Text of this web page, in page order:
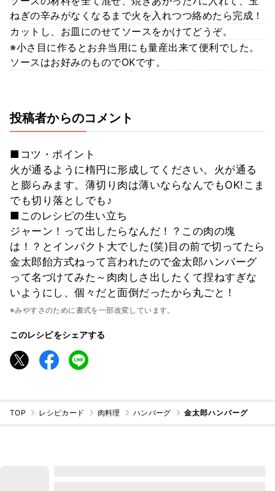
ねぎの辛みがなくなるまで火を入れつつ絡めたら完成！
カットし、お皿にのせてソースをかけてどうぞ。
※小さ目に作るとお弁当用にも量産出来て便利でした。
ソースはお好みのものでOKです。
投稿者からのコメント
■コツ・ポイント
火が通るように楕円に形成してください。火が通る
と膨らみます。薄切り肉は薄いならなんでもOK!こま
でも切り落としでも♪
■このレシピの生い立ち
ジャーン！って出したらなんだ！？この肉の塊
は！？とインパクト大でした(笑)目の前で切ってたら
金太郎飴方式ねって言われたので金太郎ハンバーグ
って名づけてみた～肉肉しさ出したくて捏ねすぎな
いようにし、個々だと面倒だったから丸ごと！
※みやすさのために書式を一部改変しています。
このレシピをシェアする
TOP レシピカード 肉料理 ハンバーグ 金太郎ハンバーグ